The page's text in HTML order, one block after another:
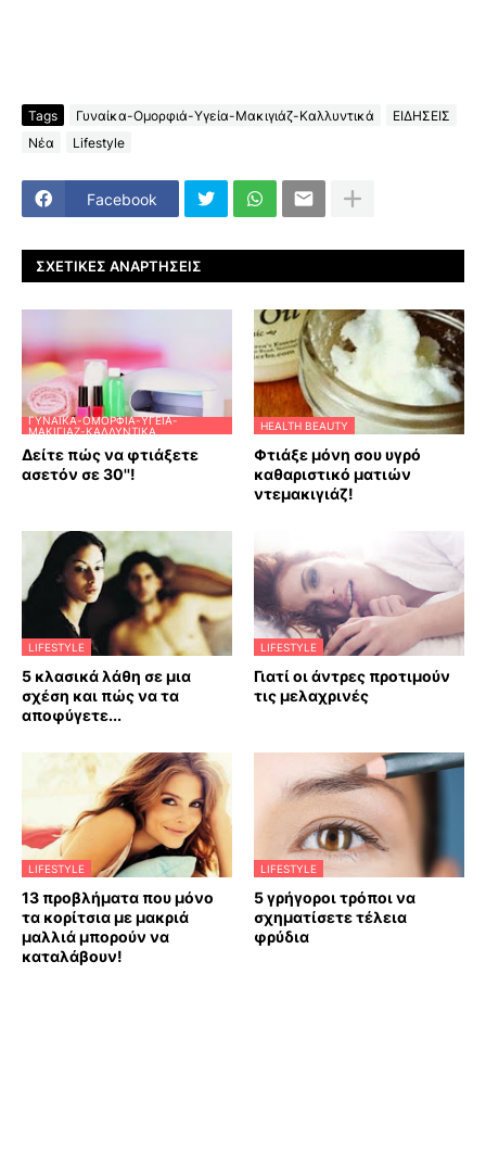
Tags Γυναίκα-Ομορφιά-Υγεία-Μακιγιάζ-Καλλυντικά
ΕΙΔΗΣΕΙΣ
Νέα
Lifestyle
Facebook
ΣΧΕΤΙΚΈΣ ΑΝΑΡΤΉΣΕΙΣ
ΓΥΝΑΊΚΑ-ΟΜΟΡΦΙΆ-ΥΓΕΊΑ-
ΜΑΚΙΓΙΆΖ-ΚΑΛΛΥΝΤΙΚΆ
Δείτε πώς να φτιάξετε
ασετόν σε 30''!
HEALTH BEAUTY
Φτιάξε μόνη σου υγρό
καθαριστικό ματιών
ντεμακιγιάζ!
LIFESTYLE
5 κλασικά λάθη σε μια
σχέση και πώς να τα
αποφύγετε...
LIFESTYLE
Γιατί οι άντρες προτιμούν
τις μελαχρινές
LIFESTYLE
13 προβλήματα που μόνο
τα κορίτσια με μακριά
μαλλιά μπορούν να
καταλάβουν!
LIFESTYLE
5 γρήγοροι τρόποι να
σχηματίσετε τέλεια
φρύδια